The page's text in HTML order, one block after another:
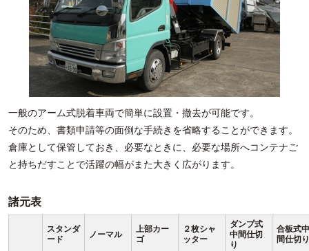
一般のアーム式脱着車両で簡単に設置・撤去が可能です。
そのため、書類申請等の面倒な手続きを省略することができます。
倉庫として保管しておき、必要なときに、必要な場所へコンテナご
と持ちだすことで活躍の幅がまた大きく広がります。
諸元表
スタンダ
ード
ノーマル
上部カー
ゴ
２枚シャ
ッター
ダンプ式
中間仕切
り
合板式中
間仕切り